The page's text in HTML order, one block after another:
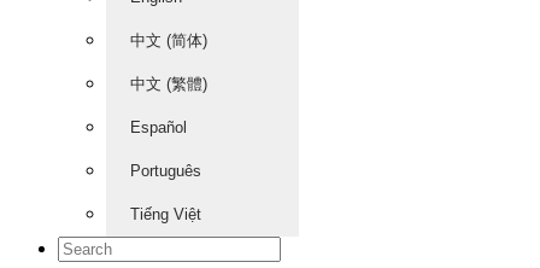
中文 (简体)
中文 (繁體)
Español
Português
Tiếng Việt